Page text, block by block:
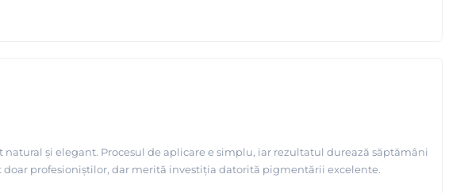
și elegant. Procesul de aplicare e simplu, iar rezultatul durează săptămâni
profesioniștilor, dar merită investiția datorită pigmentării excelente.